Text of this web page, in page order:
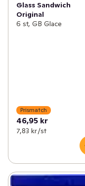
Glass Sandwich
Original
6 st, GB Glace
Prismatch
46,95 kr
7,83 kr /st